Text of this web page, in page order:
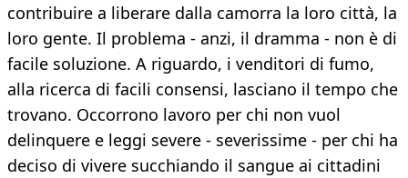
contribuire a liberare dalla camorra la loro città, la
loro gente. Il problema - anzi, il dramma - non è di
facile soluzione. A riguardo, i venditori di fumo,
alla ricerca di facili consensi, lasciano il tempo che
trovano. Occorrono lavoro per chi non vuol
delinquere e leggi severe - severissime - per chi ha
deciso di vivere succhiando il sangue ai cittadini